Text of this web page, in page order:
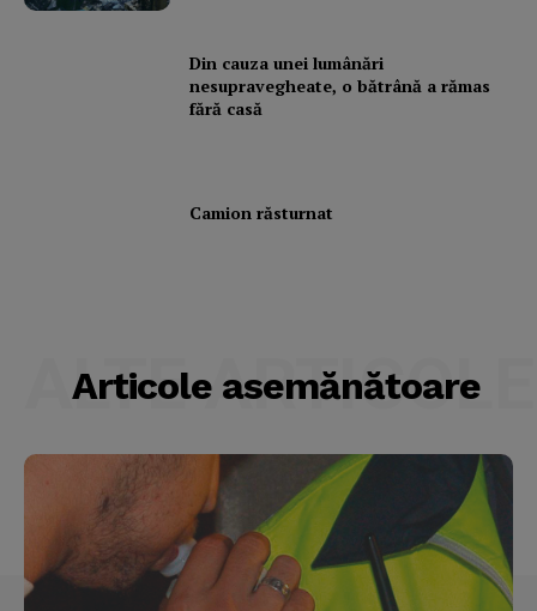
Din cauza unei lumânări
nesupravegheate, o bătrână a rămas
fără casă
Camion răsturnat
Articole asemănătoare
ALTE ARTICOLE